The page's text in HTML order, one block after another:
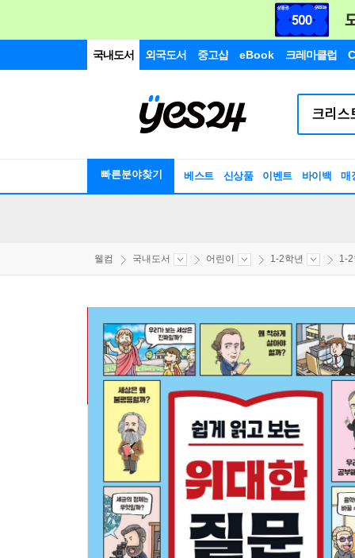
국내도서 외국도서 중고샵 eBook 크레마클럽
빠른분야찾기 베스트 신상품 이벤트 바이백 매
웰컴 국내도서 어린이 1-2학년 1-